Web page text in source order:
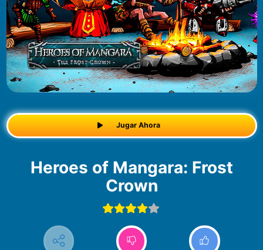
Jugar Ahora
Heroes of Mangara: Frost
Crown